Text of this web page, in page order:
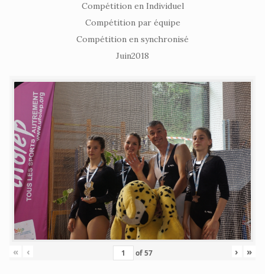
Compétition en Individuel
Compétition par équipe
Compétition en synchronisé
Juin2018
« ‹ of57 › »